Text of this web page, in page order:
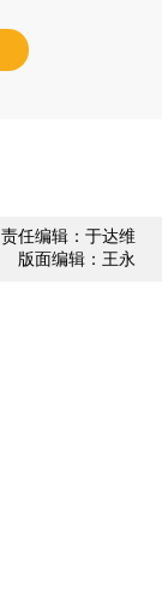
责任编辑：于达维
版面编辑：王永